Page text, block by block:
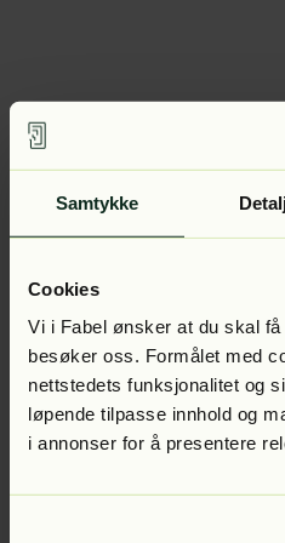
Samtykke
Cookies
Vi i Fabel ønsker at du skal
besøker oss. Formålet med
nettstedets funksjonalitet og
løpende tilpasse innhold og
i annonser for å presentere